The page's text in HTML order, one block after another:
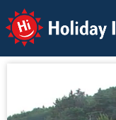
Holiday Info